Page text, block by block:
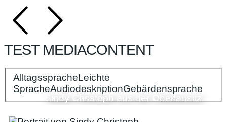
TEST MEDIACONTENT
Bitte wählen Sie Ihre Spracheinstellungen:
AlltagsspracheLeichte
SpracheAudiodeskriptionGebärdensprache
Sindy Christoph aus der Oberlausitz